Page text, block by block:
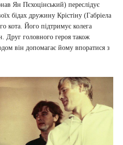
Ян Пєхоцінський) переслідує
бідах дружину Крістіну (Габріела
кота. Його підтримує колега
Друг головного героя також
він допомагає йому впоратися з